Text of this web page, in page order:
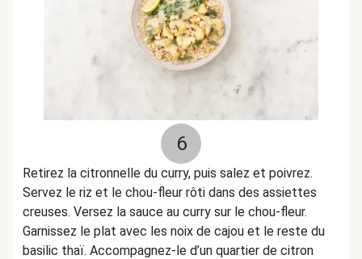
6
Retirez la citronnelle du curry, puis salez et poivrez.
Servez le riz et le chou-fleur rôti dans des assiettes
creuses. Versez la sauce au curry sur le chou-fleur.
Garnissez le plat avec les noix de cajou et le reste du
basilic thaï. Accompagnez-le d’un quartier de citron